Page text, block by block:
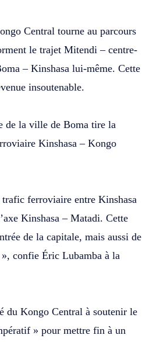
Central tourne au parcours
le trajet Mitendi – centre-
– Kinshasa lui-même. Cette
insoutenable.
de la ville de Boma tire la
Kinshasa – Kongo
ferroviaire entre Kinshasa
Kinshasa – Matadi. Cette
de la capitale, mais aussi de
confie Éric Lubamba à la
du Kongo Central à soutenir le
» pour mettre fin à un